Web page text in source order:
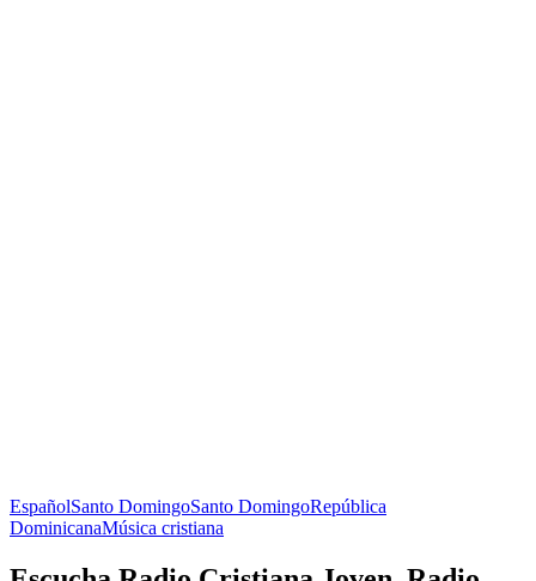
EspañolSanto DomingoSanto DomingoRepública
DominicanaMúsica cristiana